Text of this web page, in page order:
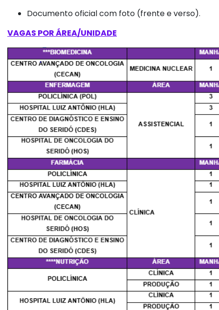
Documento oficial com foto (frente e verso).
VAGAS POR ÁREA/UNIDADE